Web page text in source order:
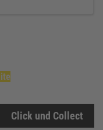
Click und Collect